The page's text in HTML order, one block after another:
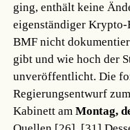
ging, enthält keine
eigenständiger Krypto-
BMF nicht
gibt und wie hoch der
unveröffentlicht. Die
Regierungsentwurf
Kabinett amMontag,